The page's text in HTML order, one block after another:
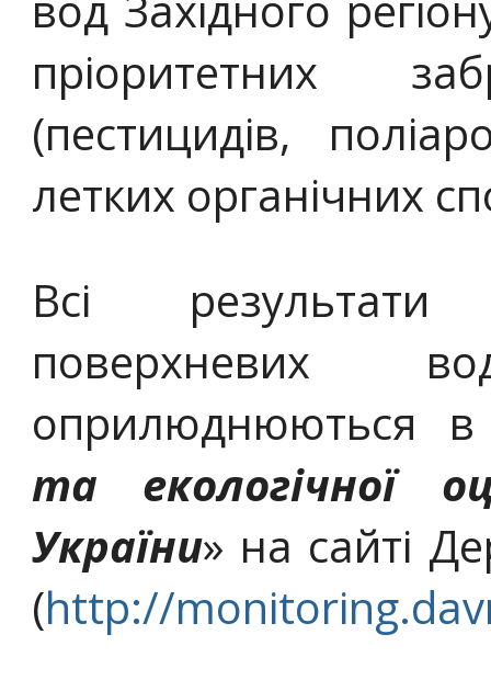
пріоритетних
(пестицидів,
летких органічних
Всі результати
поверхневих
оприлюднюються в
та екологічної
України» на сайті
(http://